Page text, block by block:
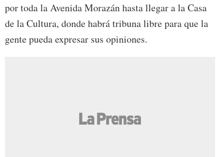
por toda la Avenida Morazán hasta llegar a la Casa
de la Cultura, donde habrá tribuna libre para que la
gente pueda expresar sus opiniones.